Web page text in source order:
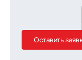
Оставить